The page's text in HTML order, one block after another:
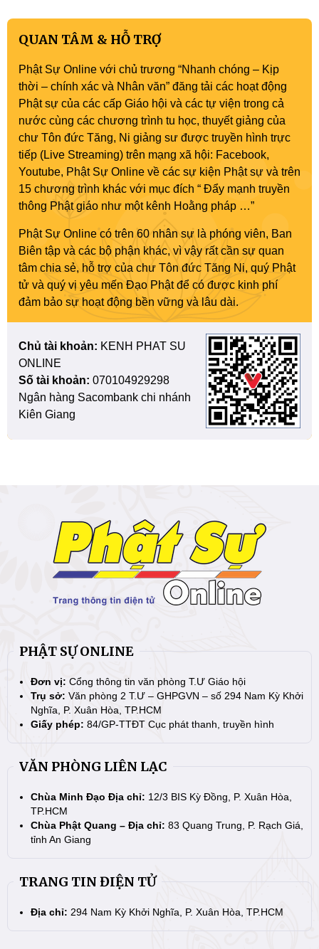
QUAN TÂM & HỖ TRỢ
Phật Sự Online với chủ trương “Nhanh chóng – Kịp
thời – chính xác và Nhân văn” đăng tải các hoạt động
Phật sự của các cấp Giáo hội và các tự viện trong cả
nước cùng các chương trình tu học, thuyết giảng của
chư Tôn đức Tăng, Ni giảng sư được truyền hình trực
tiếp (Live Streaming) trên mạng xã hội: Facebook,
Youtube, Phật Sự Online về các sự kiện Phật sự và trên
15 chương trình khác với mục đích “ Đẩy mạnh truyền
thông Phật giáo như một kênh Hoằng pháp …”
Phật Sự Online có trên 60 nhân sự là phóng viên, Ban
Biên tập và các bộ phận khác, vì vậy rất cần sự quan
tâm chia sẻ, hỗ trợ của chư Tôn đức Tăng Ni, quý Phật
tử và quý vị yêu mến Đạo Phật để có được kinh phí
đảm bảo sự hoạt động bền vững và lâu dài.
Chủ tài khoản: KENH PHAT SU
ONLINE
Số tài khoản: 070104929298
Ngân hàng Sacombank chi nhánh
Kiên Giang
PHẬT SỰ ONLINE
Đơn vị: Cổng thông tin văn phòng T.Ư Giáo hội
Trụ sở: Văn phòng 2 T.Ư – GHPGVN – số 294 Nam Kỳ Khởi
Nghĩa, P. Xuân Hòa, TP.HCM
Giấy phép: 84/GP-TTĐT Cục phát thanh, truyền hình
VĂN PHÒNG LIÊN LẠC
Chùa Minh Đạo Địa chỉ: 12/3 BIS Kỳ Đồng, P. Xuân Hòa,
TP.HCM
Chùa Phật Quang – Địa chỉ: 83 Quang Trung, P. Rạch Giá,
tỉnh An Giang
TRANG TIN ĐIỆN TỬ
Địa chỉ: 294 Nam Kỳ Khởi Nghĩa, P. Xuân Hòa, TP.HCM